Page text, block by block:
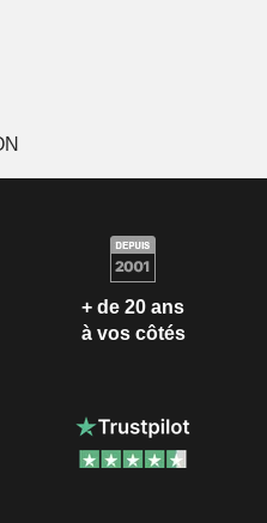
+ de 20 ans
à vos côtés